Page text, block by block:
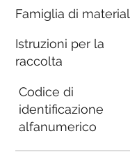
Famiglia di
Istruzioni per la
raccolta
Codice di
identificazione
alfanumerico